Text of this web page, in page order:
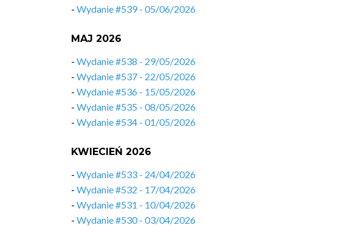
- Wydanie #539 - 05/06/2026
MAJ 2026
- Wydanie #538 - 29/05/2026
- Wydanie #537 - 22/05/2026
- Wydanie #536 - 15/05/2026
- Wydanie #535 - 08/05/2026
- Wydanie #534 - 01/05/2026
KWIECIEŃ 2026
- Wydanie #533 - 24/04/2026
- Wydanie #532 - 17/04/2026
- Wydanie #531 - 10/04/2026
- Wydanie #530 - 03/04/2026